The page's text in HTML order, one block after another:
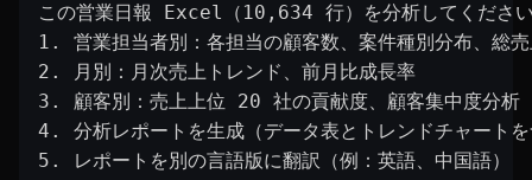
この営業日報 Excel（10,634 行）を分析してくださ
1. 営業担当者別：各担当の顧客数、案件種別分布、総
2. 月別：月次売上トレンド、前月比成長率
3. 顧客別：売上上位 20 社の貢献度、顧客集中度分析
4. 分析レポートを生成（データ表とトレンドチャート
5. レポートを別の言語版に翻訳（例：英語、中国語）